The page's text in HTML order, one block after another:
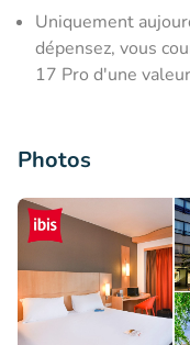
Uniquement
dépensez, vous
17 Pro d'une
Photos